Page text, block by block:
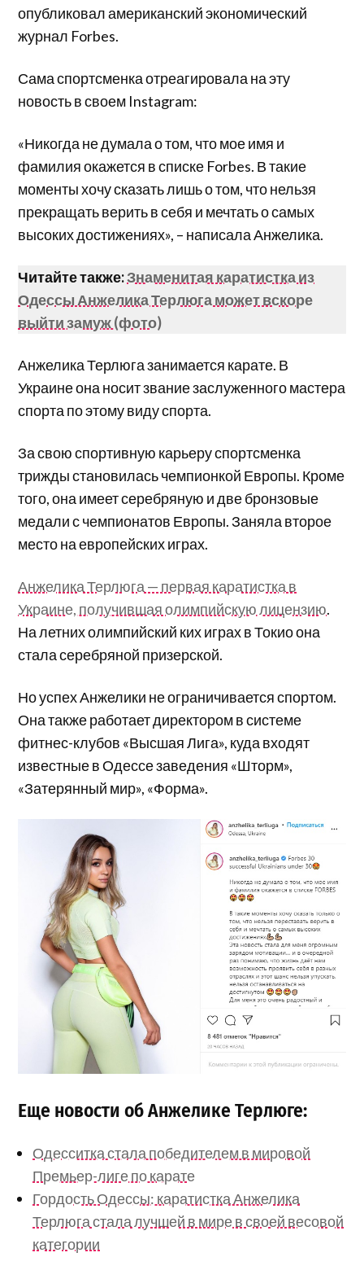
опубликовал американский экономический
журнал Forbes.
Сама спортсменка отреагировала на эту
новость в своем Instagram:
«Никогда не думала о том, что мое имя и
фамилия окажется в списке Forbes. В такие
моменты хочу сказать лишь о том, что нельзя
прекращать верить в себя и мечтать о самых
высоких достижениях», – написала Анжелика.
Читайте также:Знаменитая каратистка из
Одессы Анжелика Терлюга может вскоре
выйти замуж (фото)
Анжелика Терлюга занимается карате. В
Украине она носит звание заслуженного мастера
спорта по этому виду спорта.
За свою спортивную карьеру спортсменка
трижды становилась чемпионкой Европы. Кроме
того, она имеет серебряную и две бронзовые
медали с чемпионатов Европы. Заняла второе
место на европейских играх.
Анжелика Терлюга — первая каратистка в
Украине, получившая олимпийскую лицензию.
На летних олимпийский ких играх в Токио она
стала серебряной призерской.
Но успех Анжелики не ограничивается спортом.
Она также работает директором в системе
фитнес-клубов «Высшая Лига», куда входят
известные в Одессе заведения «Шторм»,
«Затерянный мир», «Форма».
Еще новости об Анжелике Терлюге:
Одесситка стала победителем в мировой
Премьер-лиге по карате
Гордость Одессы: каратистка Анжелика
Терлюга стала лучшей в мире в своей весовой
категории